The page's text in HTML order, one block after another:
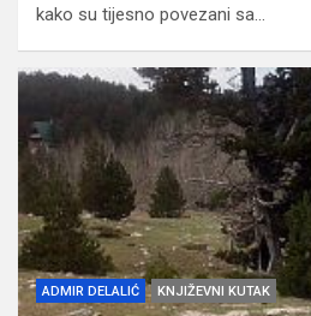
kako su tijesno povezani sa…
ADMIR DELALIĆ KNJIŽEVNI KUTAK